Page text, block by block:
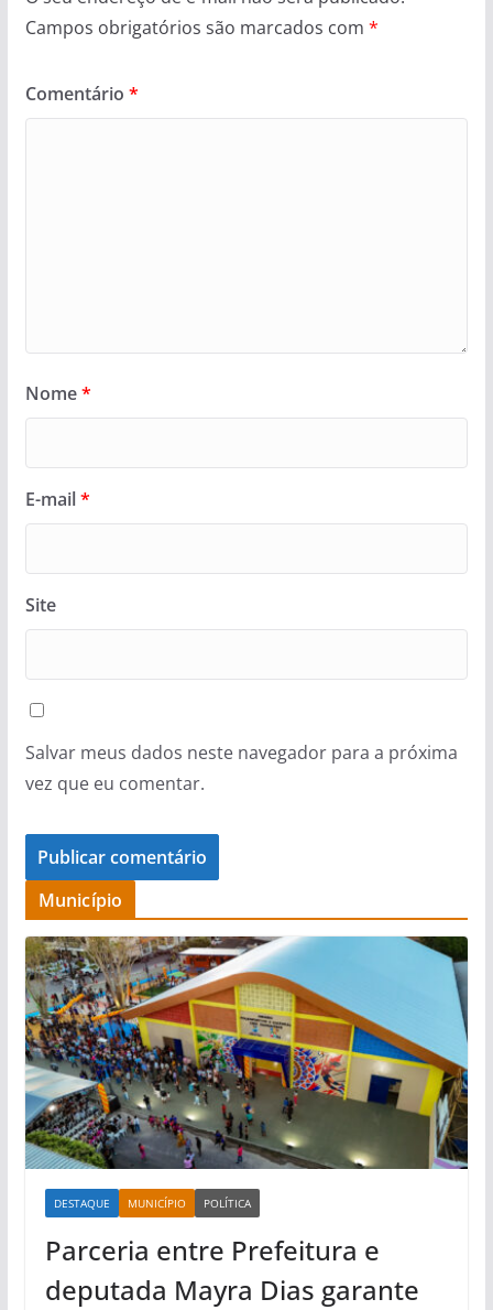
Campos obrigatórios são marcados com *
Comentário *
Nome*
E-mail*
Site
Salvar meus dados neste navegador para a próxima
vez que eu comentar.
Município
DESTAQUE MUNICÍPIO POLÍTICA
Parceria entre Prefeitura e
deputada Mayra Dias garante